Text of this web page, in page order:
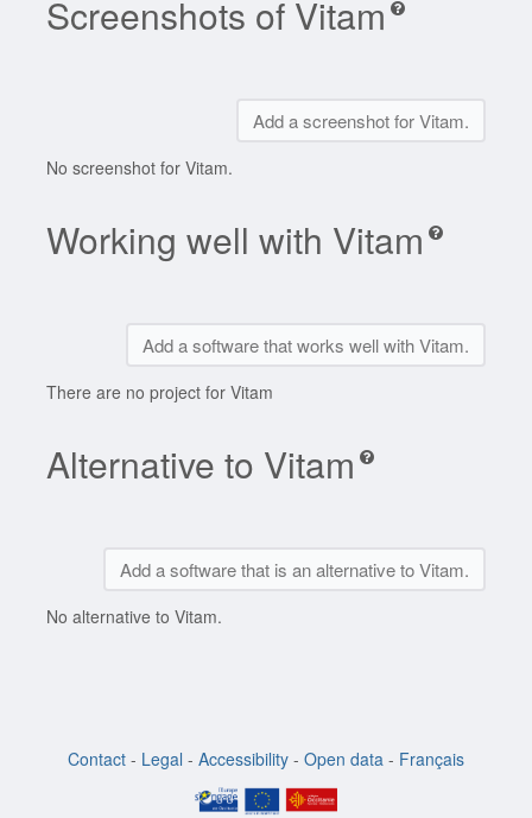
Screenshots of Vitam
Add a screenshot for Vitam.
No screenshot for Vitam.
Working well with Vitam
Add a software that works well with Vitam.
There are no project for Vitam
Alternative to Vitam
Add a software that is an alternative to Vitam.
No alternative to Vitam.
Contact - Legal - Accessibility - Open data - Français